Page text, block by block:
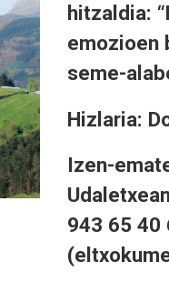
hitzaldia:
emozioen
seme-
Hizlaria:
Izen-
943 65 40